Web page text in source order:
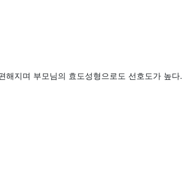
지며 부모님의 효도성형으로도 선호도가 높다.